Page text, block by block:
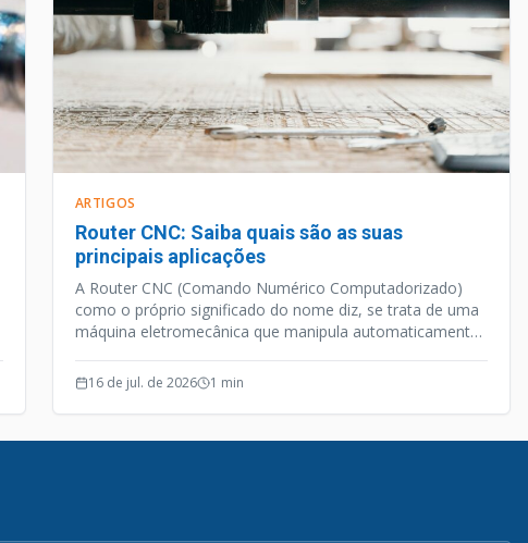
ARTIGOS
Router CNC: Saiba quais são as suas
principais aplicações
A Router CNC (Comando Numérico Computadorizado)
como o próprio significado do nome diz, se trata de uma
máquina eletromecânica que manipula automaticamente
computacional.
16 de jul. de 2026 1 min